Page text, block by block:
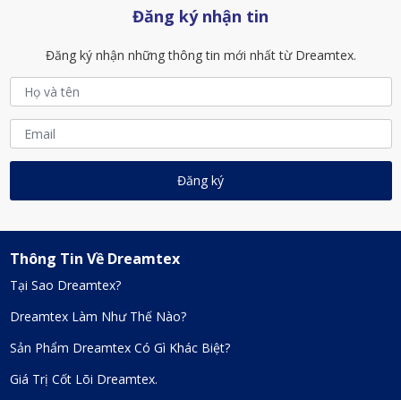
Đăng ký nhận tin
Đăng ký nhận những thông tin mới nhất từ Dreamtex.
Thông Tin Về Dreamtex
Tại Sao Dreamtex?
Dreamtex Làm Như Thế Nào?
Sản Phẩm Dreamtex Có Gì Khác Biệt?
Giá Trị Cốt Lõi Dreamtex.